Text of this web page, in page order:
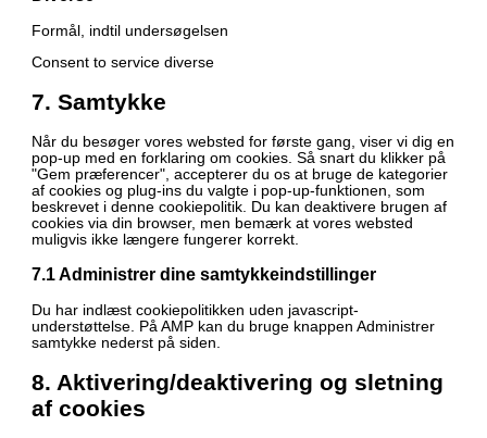
Formål, indtil undersøgelsen
Consent to service diverse
7. Samtykke
Når du besøger vores websted for første gang, viser vi dig en
pop-up med en forklaring om cookies. Så snart du klikker på
"Gem præferencer", accepterer du os at bruge de kategorier
af cookies og plug-ins du valgte i pop-up-funktionen, som
beskrevet i denne cookiepolitik. Du kan deaktivere brugen af ​​
cookies via din browser, men bemærk at vores websted
muligvis ikke længere fungerer korrekt.
7.1 Administrer dine samtykkeindstillinger
Du har indlæst cookiepolitikken uden javascript-
understøttelse. På AMP kan du bruge knappen Administrer
samtykke nederst på siden.
8. Aktivering/deaktivering og sletning
af cookies